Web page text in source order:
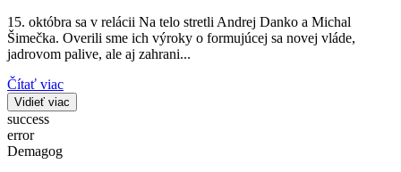
15. októbra sa v relácii Na telo stretli Andrej Danko a Michal
Šimečka. Overili sme ich výroky o formujúcej sa novej vláde,
jadrovom palive, ale aj zahrani...
Čítať viac
Vidieť viac
success
error
Demagog